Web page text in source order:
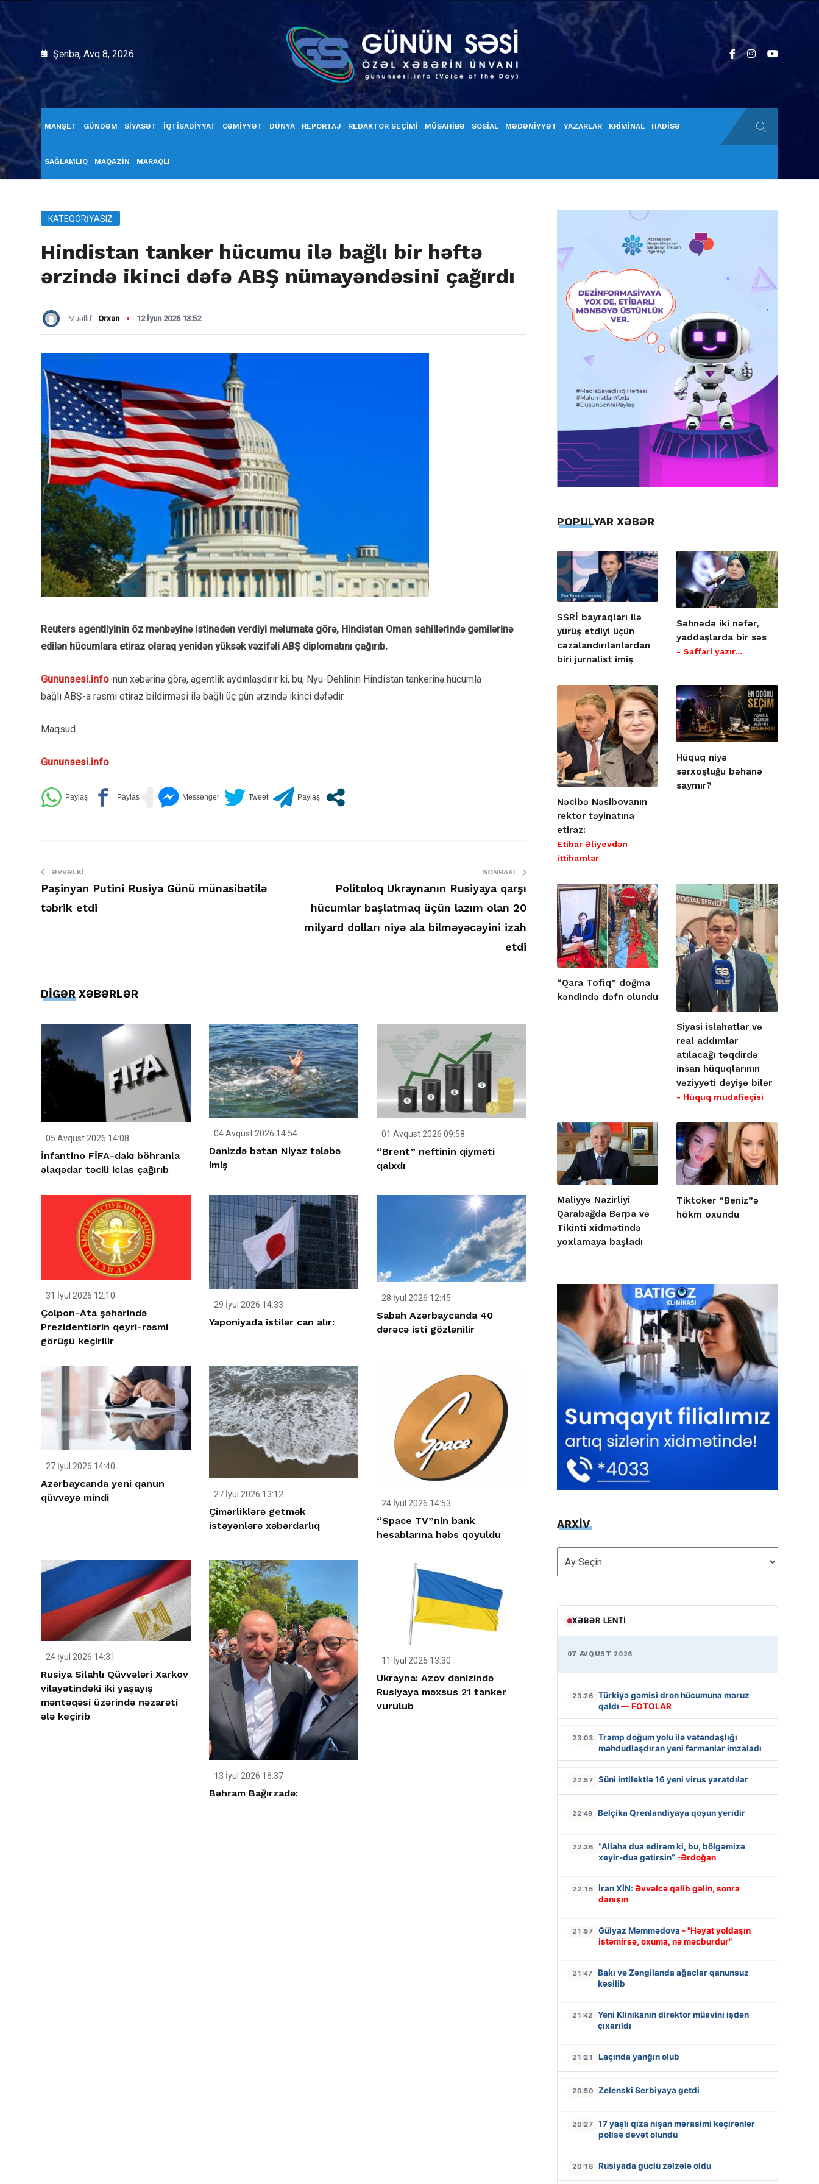
Şənbə, Avq 8, 2026
MANŞET GÜNDƏM SİYASƏT İQTİSADİYYAT CƏMİYYƏT DÜNYA REPORTAJ REDAKTOR SEÇİMİ MÜSAHİBƏ SOSİAL MƏDƏNİYYƏT YAZARLAR KRİMİNAL HADİSƏ
SAĞLAMLIQ MAQAZİN MARAQLI
KATEQORIYASIZ
Hindistan tanker hücumu ilə bağlı bir həftə
ərzində ikinci dəfə ABŞ nümayəndəsini çağırdı
Müəllif: Orxan 12 İyun 2026 13:52
Reuters agentliyinin öz mənbəyinə istinadən verdiyi məlumata görə, Hindistan Oman sahillərində gəmilərinə
edilən hücumlara etiraz olaraq yenidən yüksək vəzifəli ABŞ diplomatını çağırıb.
Gununsesi.info-nun xəbərinə görə, agentlik aydınlaşdırır ki, bu, Nyu-Dehlinin Hindistan tankerinə hücumla
bağlı ABŞ-a rəsmi etiraz bildirməsi ilə bağlı üç gün ərzində ikinci dəfədir.
Maqsud
Gununsesi.info
ƏVVƏLKI
Paşinyan Putini Rusiya Günü münasibətilə
təbrik etdi
SONRAKI
Politoloq Ukraynanın Rusiyaya qarşı
hücumlar başlatmaq üçün lazım olan 20
milyard dolları niyə ala bilməyəcəyini izah
etdi
DİGƏR XƏBƏRLƏR
05 Avqust 2026 14:08
İnfantino FİFA-dakı böhranla
əlaqədar təcili iclas çağırıb
04 Avqust 2026 14:54
Dənizdə batan Niyaz tələbə
imiş
01 Avqust 2026 09:58
“Brent” neftinin qiyməti
qalxdı
31 İyul 2026 12:10
Çolpon-Ata şəhərində
Prezidentlərin qeyri-rəsmi
görüşü keçirilir
29 İyul 2026 14:33
Yaponiyada istilər can alır:
28 İyul 2026 12:45
Sabah Azərbaycanda 40
dərəcə isti gözlənilir
27 İyul 2026 14:40
Azərbaycanda yeni qanun
qüvvəyə mindi
27 İyul 2026 13:12
Çimərliklərə getmək
istəyənlərə xəbərdarlıq
24 İyul 2026 14:53
“Space TV”nin bank
hesablarına həbs qoyuldu
24 İyul 2026 14:31
Rusiya Silahlı Qüvvələri Xarkov
vilayətindəki iki yaşayış
məntəqəsi üzərində nəzarəti
ələ keçirib
13 İyul 2026 16:37
Bəhram Bağırzadə:
11 İyul 2026 13:30
Ukrayna: Azov dənizində
Rusiyaya məxsus 21 tanker
vurulub
POPULYAR XƏBƏR
SSRİ bayraqları ilə
yürüş etdiyi üçün
cəzalandırılanlardan
biri jurnalist imiş
Səhnədə iki nəfər,
yaddaşlarda bir səs
- Saffari yazır…
Nəcibə Nəsibovanın
rektor təyinatına
etiraz:
Etibar Əliyevdən
ittihamlar
Hüquq niyə
sərxoşluğu bəhanə
saymır?
“Qara Tofiq” doğma
kəndində dəfn olundu
Siyasi islahatlar və
real addımlar
atılacağı təqdirdə
insan hüquqlarının
vəziyyəti dəyişə bilər
- Hüquq müdafiəçisi
Maliyyə Nazirliyi
Qarabağda Bərpa və
Tikinti xidmətində
yoxlamaya başladı
Tiktoker “Beniz”ə
hökm oxundu
ARXİV
ARXİV
XƏBƏR LENTI
07 AVQUST 2026
23:26
Türkiyə gəmisi dron hücumuna məruz
qaldı — FOTOLAR
23:03
Tramp doğum yolu ilə vətəndaşlığı
məhdudlaşdıran yeni fərmanlar imzaladı
22:57 Süni intllektlə 16 yeni virus yaratdılar
22:49 Belçika Qrenlandiyaya qoşun yeridir
22:36
“Allaha dua edirəm ki, bu, bölgəmizə
xeyir-dua gətirsin” -Ərdoğan
22:15 İran XİN: Əvvəlcə qalib gəlin, sonra
danışın
21:57 Gülyaz Məmmədova - "Həyat yoldaşın
istəmirsə, oxuma, nə məcburdur"
21:47
Bakı və Zəngilanda ağaclar qanunsuz
kəsilib
21:42
Yeni Klinikanın direktor müavini işdən
çıxarıldı
21:21 Laçında yanğın olub
20:50 Zelenski Serbiyaya getdi
20:27
17 yaşlı qıza nişan mərasimi keçirənlər
polisə dəvət olundu
20:18 Rusiyada güclü zəlzələ oldu